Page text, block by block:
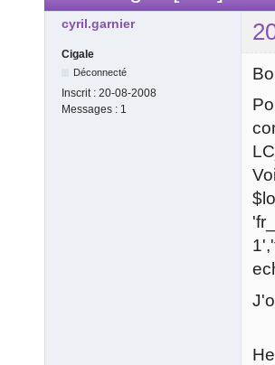
cyril.garnier
Cigale
Déconnecté
Inscrit : 20-08-2008
Messages : 1